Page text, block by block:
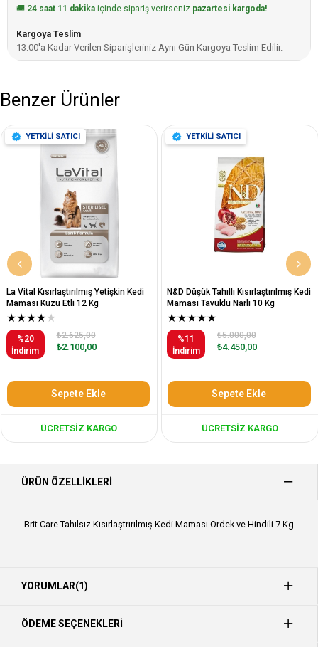
🚚 24 saat 11 dakika içinde sipariş verirseniz pazartesi kargoda!
Kargoya Teslim
13:00'a Kadar Verilen Siparişleriniz Aynı Gün Kargoya Teslim Edilir.
Benzer Ürünler
La Vital Kısırlaştırılmış Yetişkin Kedi
Maması Kuzu Etli 12 Kg
★★★★★
%20
İndirim
₺2.100,00
₺2.625,00
Sepete Ekle
ÜCRETSIZ KARGO
YETKİLİ SATICI
N&D Düşük Tahıllı Kısırlaştırılmış Kedi
Maması Tavuklu Narlı 10 Kg
★★★★★
%11
İndirim
₺4.450,00
₺5.000,00
Sepete Ekle
ÜCRETSIZ KARGO
YETKİLİ SATICI
ÜRÜN ÖZELLIKLERI
Brit Care Tahılsız Kısırlaştrırılmış Kedi Maması Ördek ve Hindili 7 Kg
YORUMLAR(1)
ÖDEME SEÇENEKLERI